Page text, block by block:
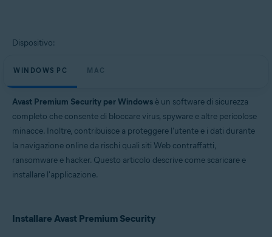
Prodotti:
Avast Premium Security 15.x per Mac
Microsoft Windows 10 Home / Pro / Enterprise / Education - 32/64 bit
Microsoft Windows 8.1 / Pro / Enterprise - 32/64 bit
Microsoft Windows 8 / Pro / Enterprise - 32/64 bit
Enterprise / Ultimate - Service Pack 1 con aggiornamento cumulativo
Convenience Rollup, 32/64 bit
Apple macOS 12.x (Monterey)
Dispositivo:
WINDOWS PC MAC
Avast Premium Security per Windows è un software di sicurezza
completo che consente di bloccare virus, spyware e altre pericolose
minacce. Inoltre, contribuisce a proteggere l'utente e i dati durante
la navigazione online da rischi quali siti Web contraffatti,
ransomware e hacker. Questo articolo descrive come scaricare e
installare l'applicazione.
Installare Avast Premium Security